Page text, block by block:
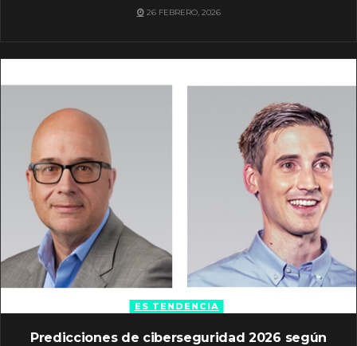
26 FEBRERO, 2026
ES TENDENCIA
Predicciones de ciberseguridad 2026 según